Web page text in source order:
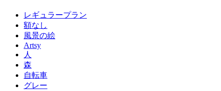
レギュラープラン
額なし
風景の絵
Artsy
人
森
自転車
グレー